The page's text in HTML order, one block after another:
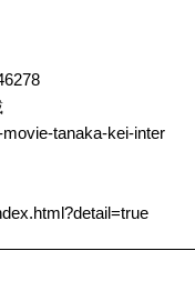
tanaka-kei-inter